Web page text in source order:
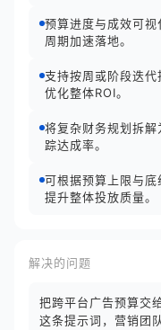
预算进度与成效可
周期加速落地。
支持按周或阶段迭
优化整体ROI。
将复杂财务规划拆
踪达成率。
可根据预算上限与底
提升整体投放质量。
解决的问题
把跨平台广告预算交
这条提示词，营销团